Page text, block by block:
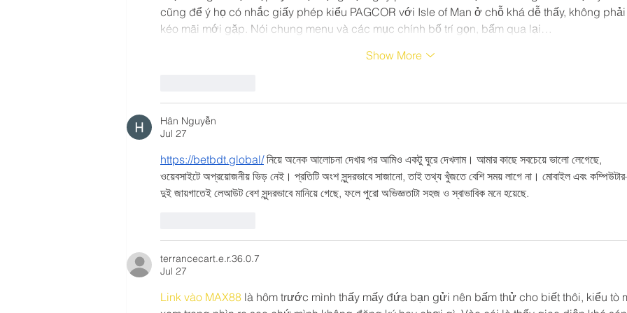
cũng để ý họ có nhắc giấy phép kiểu PAGCOR với Isle of Man ở chỗ khá dễ thấy, không
kéo mãi mới gặp. Nói chung menu và các mục chính bố trí gọn, bấm qua lại…
Show More
Hân Nguyễn
Jul 27
https://betbdt.global/ নিয়ে অনেক আলোচনা দেখার পর আমিও একটু ঘুরে দেখলাম। আমার কাছে সবচেয়ে ভালো লেগেছে,
ওয়েবসাইটে অপ্রয়োজনীয় ভিড় নেই। প্রতিটি অংশ সুন্দরভাবে সাজানো, তাই তথ্য খুঁজতে বেশি সময় লাগে না। মোবাইল এবং
দুই জায়গাতেই লেআউট বেশ সুন্দরভাবে মানিয়ে গেছে, ফলে পুরো অভিজ্ঞতাটা সহজ ও স্বাভাবিক মনে হয়েছে.
terrancecart.e.r.36.0.7
Jul 27
Link vào MAX88 là hôm trước mình thấy mấy đứa bạn gửi nên bấm thử cho biết thôi, kiểu tò